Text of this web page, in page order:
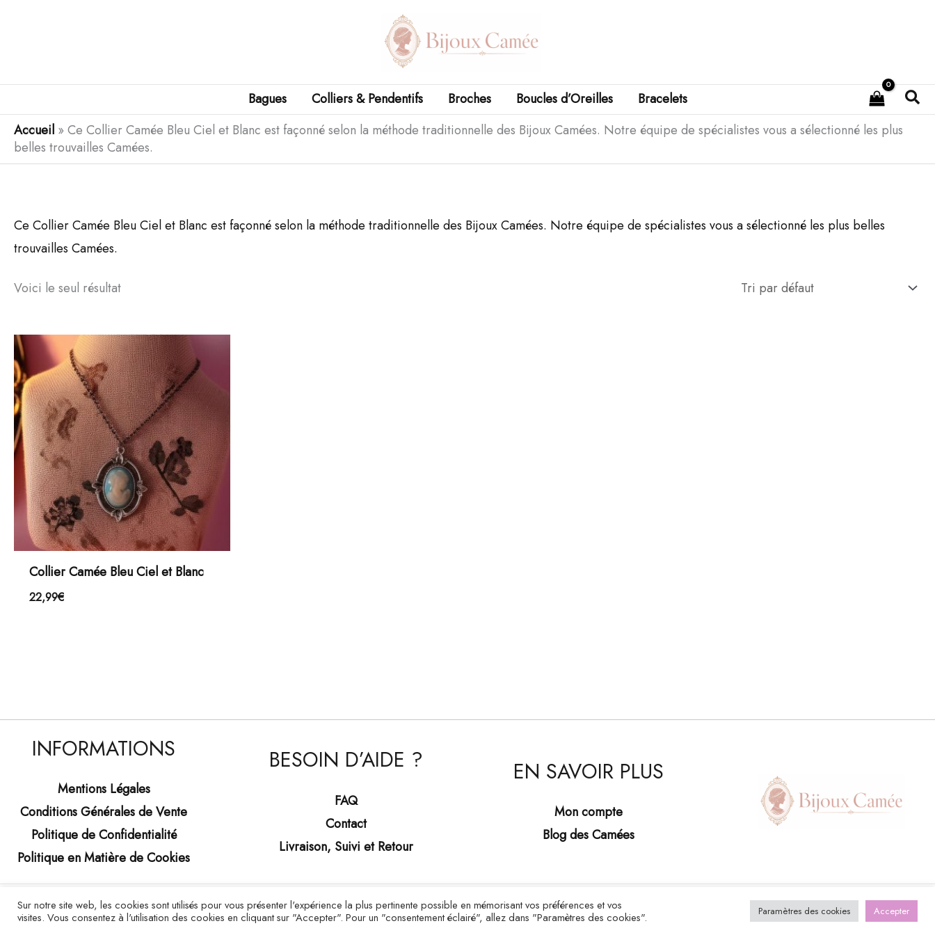
Bagues Colliers & Pendentifs Broches Boucles d’Oreilles Bracelets
Accueil » Ce Collier Camée Bleu Ciel et Blanc est façonné selon la méthode traditionnelle des Bijoux Camées. Notre équipe de spécialistes vous a sélectionné les plus
belles trouvailles Camées.
Ce Collier Camée Bleu Ciel et Blanc est façonné selon la méthode traditionnelle des Bijoux Camées. Notre équipe de spécialistes vous a sélectionné les plus belles
trouvailles Camées.
Voici le seul résultat
Collier Camée Bleu Ciel et Blanc
22,99€
INFORMATIONS
Mentions Légales
Conditions Générales de Vente
Politique de Confidentialité
Politique en Matière de Cookies
BESOIN D’AIDE ?
FAQ
Contact
Livraison, Suivi et Retour
EN SAVOIR PLUS
Mon compte
Blog des Camées
Copyright © 2026 Bijoux Camée
Sur notre site web, les cookies sont utilisés pour vous présenter l'expérience la plus pertinente possible en mémorisant vos préférences et vos
visites. Vous consentez à l'utilisation des cookies en cliquant sur "Accepter". Pour un "consentement éclairé", allez dans "Paramètres des cookies".
Paramètres des cookies Accepter